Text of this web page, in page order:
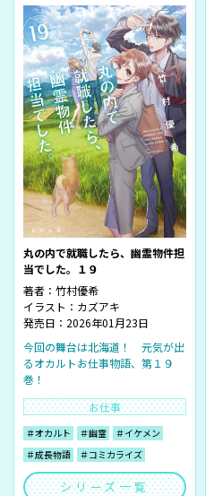
丸の内で就職したら、幽霊物件担
当でした。１９
著者： 竹村優希
イラスト： カズアキ
発売日：2026年01月23日
今回の舞台は北海道！ 元気が出
るオカルトお仕事物語、第１９
巻！
お仕事
＃オカルト ＃幽霊
＃イケメン
＃成長物語
＃コミカライズ
シリーズ一覧